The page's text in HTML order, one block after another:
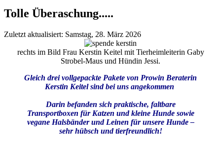
Tolle Überaschung.....
Zuletzt aktualisiert: Samstag, 28. März 2026
rechts im Bild Frau Kerstin Keitel mit Tierheimleiterin Gaby
Strobel-Maus und Hündin Jessi.
Gleich drei vollgepackte Pakete von Prowin Beraterin
Kerstin Keitel sind bei uns angekommen
Darin befanden sich praktische, faltbare
Transportboxen für Katzen und kleine Hunde sowie
vegane Halsbänder und Leinen für unsere Hunde –
sehr hübsch und tierfreundlich!